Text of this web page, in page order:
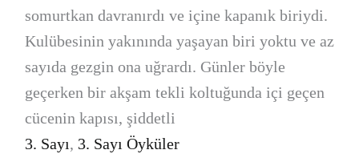
somurtkan davranırdı ve içine kapanık biriydi.
Kulübesinin yakınında yaşayan biri yoktu ve az
sayıda gezgin ona uğrardı. Günler böyle
geçerken bir akşam tekli koltuğunda içi geçen
cücenin kapısı, şiddetli
3. Sayı, 3. Sayı Öyküler